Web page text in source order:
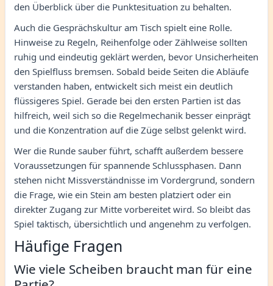
den Überblick über die Punktesituation zu behalten.
Auch die Gesprächskultur am Tisch spielt eine Rolle.
Hinweise zu Regeln, Reihenfolge oder Zählweise sollten
ruhig und eindeutig geklärt werden, bevor Unsicherheiten
den Spielfluss bremsen. Sobald beide Seiten die Abläufe
verstanden haben, entwickelt sich meist ein deutlich
flüssigeres Spiel. Gerade bei den ersten Partien ist das
hilfreich, weil sich so die Regelmechanik besser einprägt
und die Konzentration auf die Züge selbst gelenkt wird.
Wer die Runde sauber führt, schafft außerdem bessere
Voraussetzungen für spannende Schlussphasen. Dann
stehen nicht Missverständnisse im Vordergrund, sondern
die Frage, wie ein Stein am besten platziert oder ein
direkter Zugang zur Mitte vorbereitet wird. So bleibt das
Spiel taktisch, übersichtlich und angenehm zu verfolgen.
Häufige Fragen
Wie viele Scheiben braucht man für eine